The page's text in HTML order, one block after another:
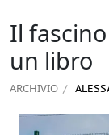
Il
un libro
ARCHIVIO